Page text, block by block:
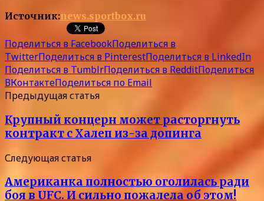
Источник:news.sportbox.ru
Поделиться в FacebookПоделиться в
TwitterПоделиться в PinterestПоделиться в LinkedIn
Поделиться в TumblrПоделиться в RedditПоделиться
ВКонтактеПоделиться по Email
Предыдущая статья
Крупный концерн может расторгнуть
контракт с Халеп из-за допинга
Следующая статья
Американка полностью оголилась ради
боя в UFC. И сильно пожалела об этом!